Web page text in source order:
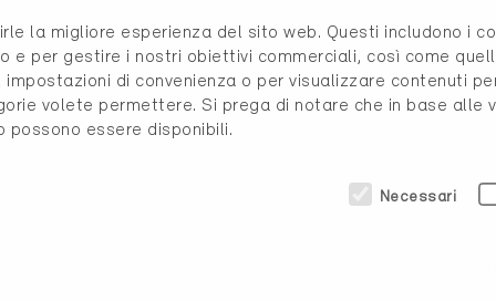
St.-Légier Vaud
Glashütten Argovia
la migliore esperienza del sito web. Questi includono i
e per gestire i nostri obiettivi commerciali, così come
di convenienza o per visualizzare contenuti
volete permettere. Si prega di notare che in base alle
essere disponibili.
Necessari